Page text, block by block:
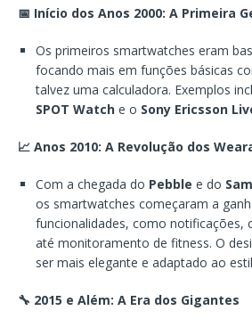
📅 Início dos Anos 2000: A Primeira
Os primeiros smartwatches eram
focando mais em funções básicas
talvez uma calculadora. Exemplos
SPOT Watch e o Sony Ericsson
📈 Anos 2010: A Revolução dos
Com a chegada do Pebble e do
os smartwatches começaram a
funcionalidades, como notificações,
até monitoramento de fitness. O
ser mais elegante e adaptado ao
🔧 2015 e Além: A Era dos Gigantes